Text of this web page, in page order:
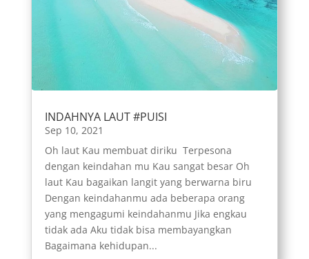
INDAHNYA LAUT #PUISI
Sep 10, 2021
Oh laut Kau membuat diriku Terpesona
dengan keindahan mu Kau sangat besar Oh
laut Kau bagaikan langit yang berwarna biru
Dengan keindahanmu ada beberapa orang
yang mengagumi keindahanmu Jika engkau
tidak ada Aku tidak bisa membayangkan
Bagaimana kehidupan...